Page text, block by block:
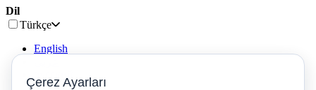
Dil
Türkçe
English